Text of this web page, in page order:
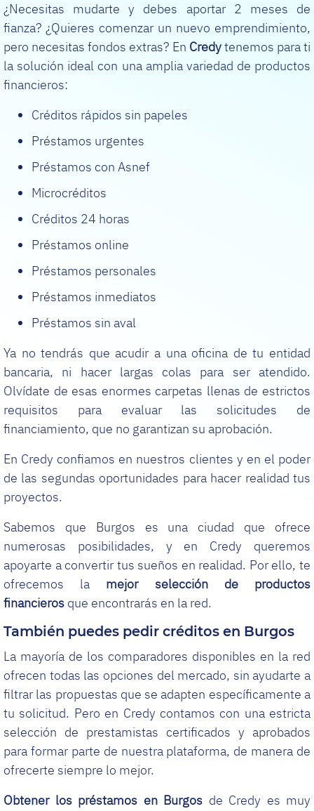
¿Necesitas mudarte y debes aportar 2 meses de
fianza? ¿Quieres comenzar un nuevo emprendimiento,
pero necesitas fondos extras? En Credytenemos para ti
la solución ideal con una amplia variedad de productos
financieros:
Créditos rápidos sin papeles
Préstamos urgentes
Préstamos con Asnef
Microcréditos
Créditos 24 horas
Préstamos online
Préstamos personales
Préstamos inmediatos
Préstamos sin aval
Ya no tendrás que acudir a una oficina de tu entidad
bancaria, ni hacer largas colas para ser atendido.
Olvídate de esas enormes carpetas llenas de estrictos
requisitos para evaluar las solicitudes de
financiamiento, que no garantizan su aprobación.
En Credy confiamos en nuestros clientes y en el poder
de las segundas oportunidades para hacer realidad tus
proyectos.
Sabemos que Burgos es una ciudad que ofrece
numerosas posibilidades, y en Credy queremos
apoyarte a convertir tus sueños en realidad. Por ello, te
ofrecemos la mejor selección de productos
financieros que encontrarás en la red.
También puedes pedir créditos en Burgos
La mayoría de los comparadores disponibles en la red
ofrecen todas las opciones del mercado, sin ayudarte a
filtrar las propuestas que se adapten específicamente a
tu solicitud. Pero en Credy contamos con una estricta
selección de prestamistas certificados y aprobados
para formar parte de nuestra plataforma, de manera de
ofrecerte siempre lo mejor.
Obtener los préstamos en Burgos de Credy es muy